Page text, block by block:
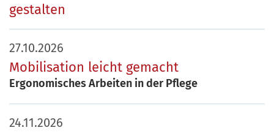
gestalten
27.10.2026
Mobilisation leicht gemacht
Ergonomisches Arbeiten in der Pflege
24.11.2026